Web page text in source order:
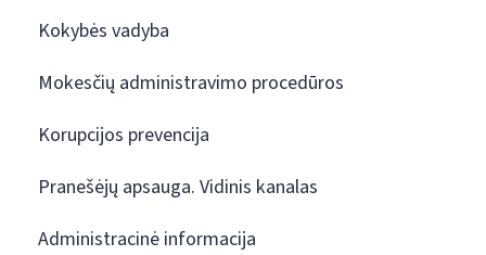
Kokybės vadyba
Mokesčių administravimo procedūros
Korupcijos prevencija
Pranešėjų apsauga. Vidinis kanalas
Administracinė informacija